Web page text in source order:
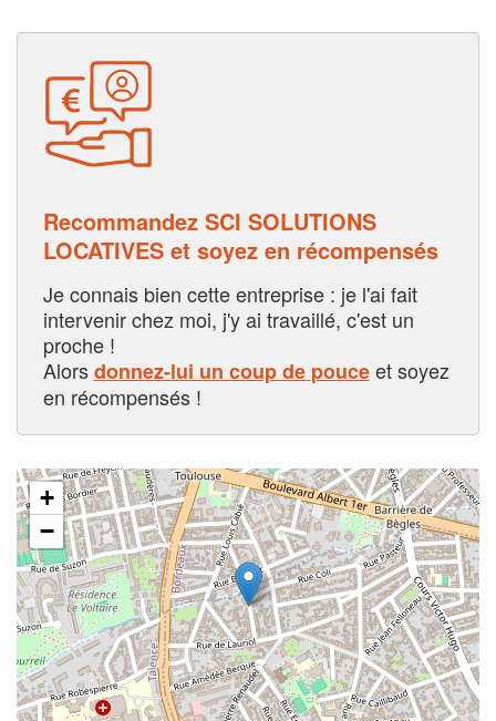
Recommandez SCI SOLUTIONS
LOCATIVES et soyez en récompensés
Je connais bien cette entreprise : je l'ai fait
intervenir chez moi, j'y ai travaillé, c'est un
proche !
Alorsdonnez-lui un coup de pouceet soyez
en récompensés !
+
−